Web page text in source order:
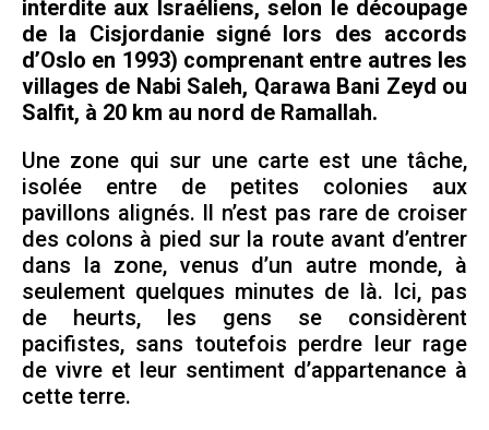
interdite aux Israéliens, selon le découpage
de la Cisjordanie signé lors des accords
d’Oslo en 1993) comprenant entre autres les
villages de Nabi Saleh, Qarawa Bani Zeyd ou
Salfit, à 20 km au nord de Ramallah.
Une zone qui sur une carte est une tâche,
isolée entre de petites colonies aux
pavillons alignés. Il n’est pas rare de croiser
des colons à pied sur la route avant d’entrer
dans la zone, venus d’un autre monde, à
seulement quelques minutes de là. Ici, pas
de heurts, les gens se considèrent
pacifistes, sans toutefois perdre leur rage
de vivre et leur sentiment d’appartenance à
cette terre.